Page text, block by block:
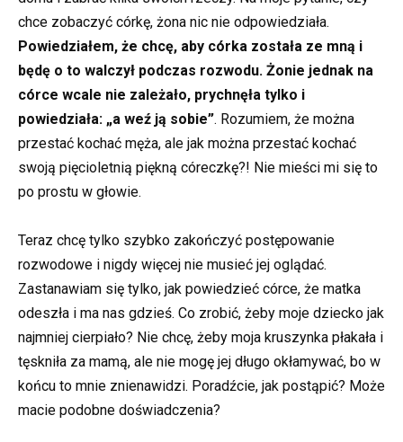
chce zobaczyć córkę, żona nic nie odpowiedziała.
Powiedziałem, że chcę, aby córka została ze mną i
będę o to walczył podczas rozwodu. Żonie jednak na
córce wcale nie zależało, prychnęła tylko i
powiedziała: „a weź ją sobie”. Rozumiem, że można
przestać kochać męża, ale jak można przestać kochać
swoją pięcioletnią piękną córeczkę?! Nie mieści mi się to
po prostu w głowie.
Teraz chcę tylko szybko zakończyć postępowanie
rozwodowe i nigdy więcej nie musieć jej oglądać.
Zastanawiam się tylko, jak powiedzieć córce, że matka
odeszła i ma nas gdzieś. Co zrobić, żeby moje dziecko jak
najmniej cierpiało? Nie chcę, żeby moja kruszynka płakała i
tęskniła za mamą, ale nie mogę jej długo okłamywać, bo w
końcu to mnie znienawidzi. Poradźcie, jak postąpić? Może
macie podobne doświadczenia?